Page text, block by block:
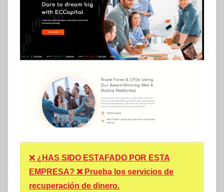
❌ ¿HAS SIDO ESTAFADO POR ESTA
EMPRESA? ❌ Prueba los servicios de
recuperación de dinero.